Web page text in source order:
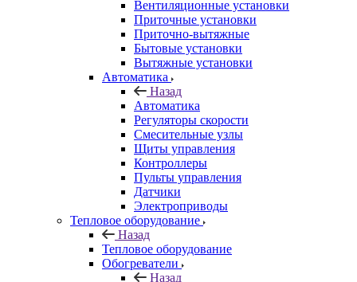
Вентиляционные установки
Приточные установки
Приточно-вытяжные
Бытовые установки
Вытяжные установки
Автоматика
Назад
Автоматика
Регуляторы скорости
Смесительные узлы
Щиты управления
Контроллеры
Пульты управления
Датчики
Электроприводы
Тепловое оборудование
Назад
Тепловое оборудование
Обогреватели
Назад